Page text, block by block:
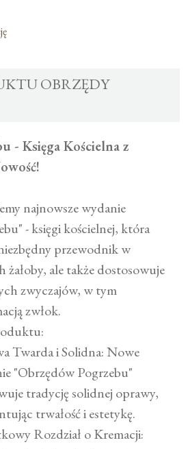
OBRZĘDY
- Księga Kościelna z
najnowsze wydanie
- księgi kościelnej, która
przewodnik w
ale także dostosowuje
zwyczajów, w tym
zwłok.
Twarda i Solidna: Nowe
"Obrzędów Pogrzebu"
tradycję solidnej oprawy,
trwałość i estetykę.
Rozdział o Kremacji: